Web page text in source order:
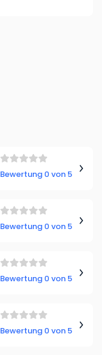
Bewertung 0 von 5
Bewertung 0 von 5
Bewertung 0 von 5
Bewertung 0 von 5